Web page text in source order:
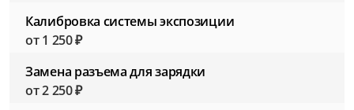
Калибровка системы экспозиции
от 1 250 ₽
Замена разъема для зарядки
от 2 250 ₽